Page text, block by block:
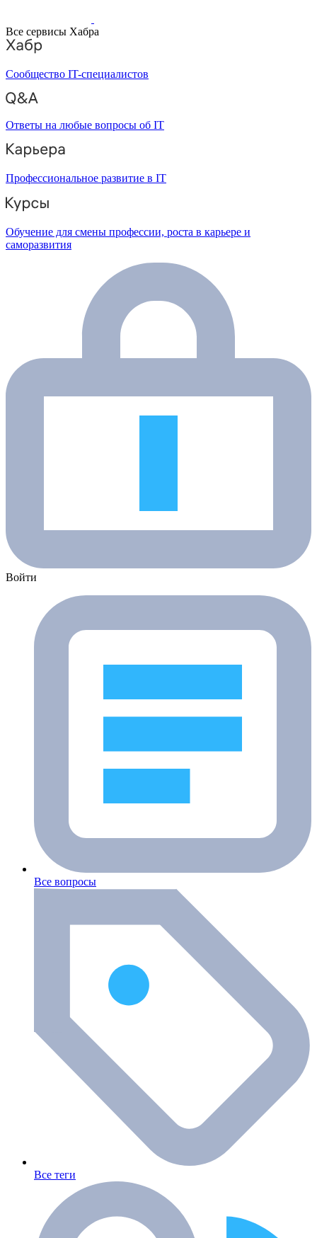
Все сервисы Хабра
Сообщество IT-специалистов
Ответы на любые вопросы об IT
Профессиональное развитие в IT
Обучение для смены профессии, роста в карьере и
саморазвития
Войти
Все вопросы
Все теги